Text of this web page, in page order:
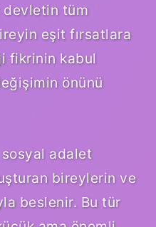
devletin tüm
eşit fırsatlara
fikrinin kabul
önünü
adalet
bireylerin ve
beslenir. Bu tür